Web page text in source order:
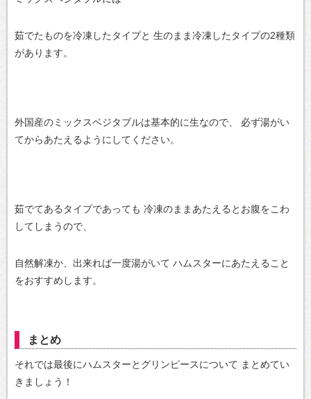
茹でたものを冷凍したタイプと 生のまま冷凍したタイプの2種類
があります。
外国産のミックスベジタブルは基本的に生なので、
必ず湯がい
てからあたえるようにしてください。
茹でてあるタイプであっても 冷凍のままあたえるとお腹をこわ
してしまうので、
自然解凍か、出来れば一度湯がいて ハムスターにあたえること
をおすすめします。
まとめ
それでは最後にハムスターとグリンピースについて まとめてい
きましょう！